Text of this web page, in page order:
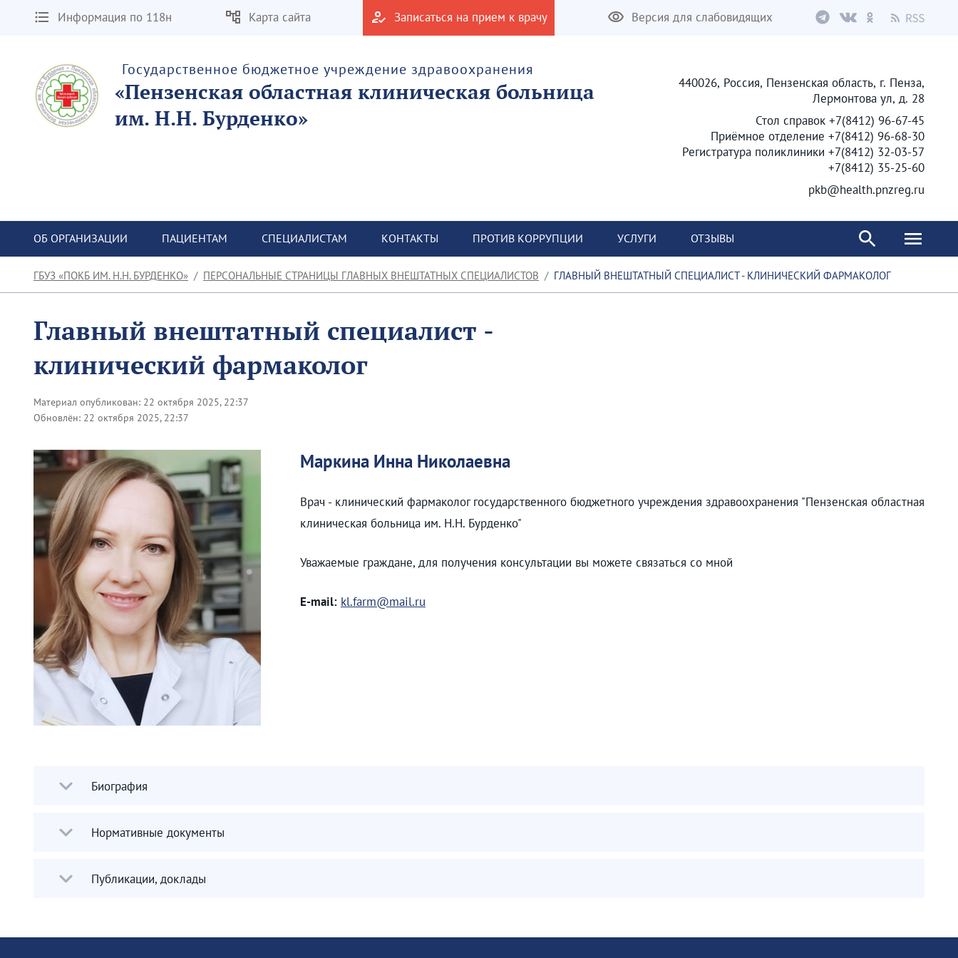
Информация по 118н Карта сайта Записаться на прием к врачу Версия для слабовидящих
Государственное бюджетное учреждение здравоохранения
«Пензенская областная клиническая больница
им. Н.Н. Бурденко»
440026, Россия, Пензенская область, г. Пенза,
Лермонтова ул, д. 28
Стол справок +7(8412) 96-67-45
Приёмное отделение +7(8412) 96-68-30
Регистратура поликлиники +7(8412) 32-03-57
+7(8412) 35-25-60
pkb@health.pnzreg.ru
ОБ ОРГАНИЗАЦИИ ПАЦИЕНТАМ СПЕЦИАЛИСТАМ КОНТАКТЫ ПРОТИВ КОРРУПЦИИ УСЛУГИ ОТЗЫВЫ
ГБУЗ «ПОКБ ИМ. Н.Н. БУРДЕНКО» ПЕРСОНАЛЬНЫЕ СТРАНИЦЫ ГЛАВНЫХ ВНЕШТАТНЫХ СПЕЦИАЛИСТОВ ГЛАВНЫЙ ВНЕШТАТНЫЙ СПЕЦИАЛИСТ - КЛИНИЧЕСКИЙ ФАРМАКОЛОГ
Главный внештатный специалист -
клинический фармаколог
Материал опубликован: 22 октября 2025, 22:37
Обновлён: 22 октября 2025, 22:37
Маркина Инна Николаевна
Врач - клинический фармаколог государственного бюджетного учреждения здравоохранения "Пензенская областная
клиническая больница им. Н.Н. Бурденко"
Уважаемые граждане, для получения консультации вы можете связаться со мной
E-mail: kl.farm@mail.ru
Биография
Нормативные документы
Публикации, доклады